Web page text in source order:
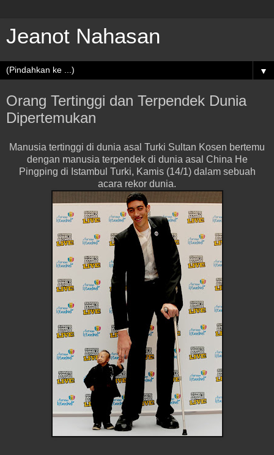
Jeanot Nahasan
▼
Orang Tertinggi dan Terpendek Dunia
Dipertemukan
Manusia tertinggi di dunia asal Turki Sultan Kosen bertemu
dengan manusia terpendek di dunia asal China He
Pingping di Istambul Turki, Kamis (14/1) dalam sebuah
acara rekor dunia.